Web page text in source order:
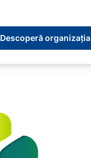
Descoperă organizația